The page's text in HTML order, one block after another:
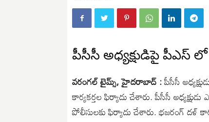
పీసీసీ అధ్యక్షుడిపై పీఎస్
వరంగల్ టైమ్స్, హైదరాబాద్ :పీసీసీ
కార్యకర్తల ఫిర్యాదు చేశారు. పీసీసీ
పోలీసులకు ఫిర్యాదు చేశారు. భజరంగ్ దళ్